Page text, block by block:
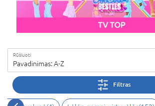
Rūšiuoti
Pavadinimas: A-Z
Filtras